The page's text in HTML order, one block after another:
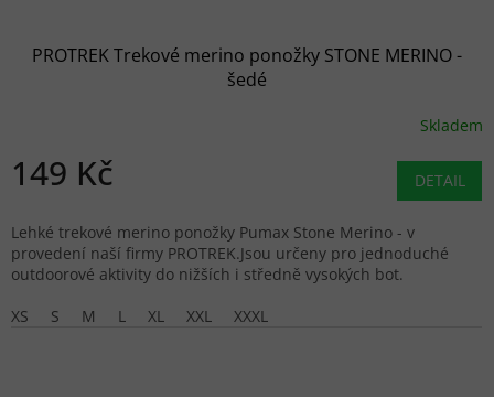
PROTREK Trekové merino ponožky STONE MERINO -
šedé
Skladem
149 Kč DETAIL
Lehké trekové merino ponožky Pumax Stone Merino - v
provedení naší firmy PROTREK.Jsou určeny pro jednoduché
outdoorové aktivity do nižších i středně vysokých bot.
XS
S M L XL XXL XXXL